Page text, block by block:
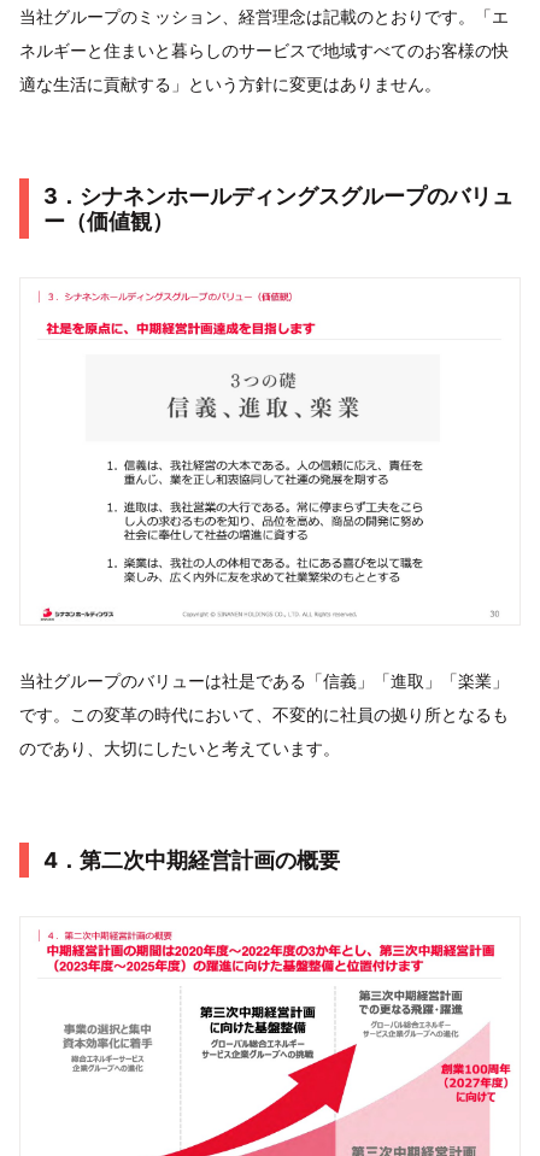
当社グループのミッション、経営理念は記載のとおりです。「エ
ネルギーと住まいと暮らしのサービスで地域すべてのお客様の快
適な生活に貢献する」という方針に変更はありません。
3．シナネンホールディングスグループのバリュ
ー（価値観）
当社グループのバリューは社是である「信義」「進取」「楽業」
です。この変革の時代において、不変的に社員の拠り所となるも
のであり、大切にしたいと考えています。
4．第二次中期経営計画の概要